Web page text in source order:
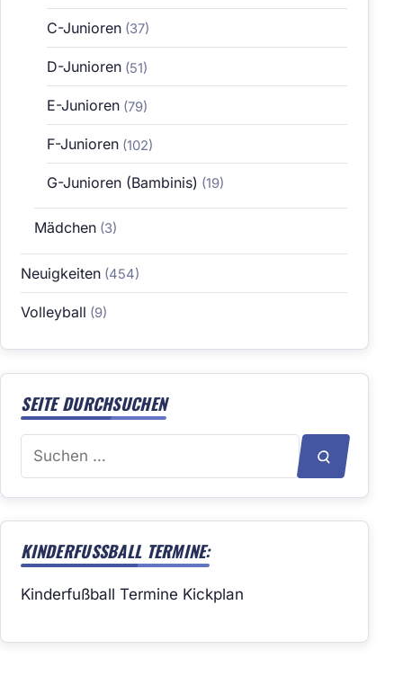
C-Junioren (37)
D-Junioren (51)
E-Junioren (79)
F-Junioren (102)
G-Junioren (Bambinis) (19)
Mädchen(3)
Neuigkeiten (454)
Volleyball (9)
SEITE DURCHSUCHEN
Suchen
SUCHEN
KINDERFUSSBALL TERMINE:
Kinderfußball Termine Kickplan